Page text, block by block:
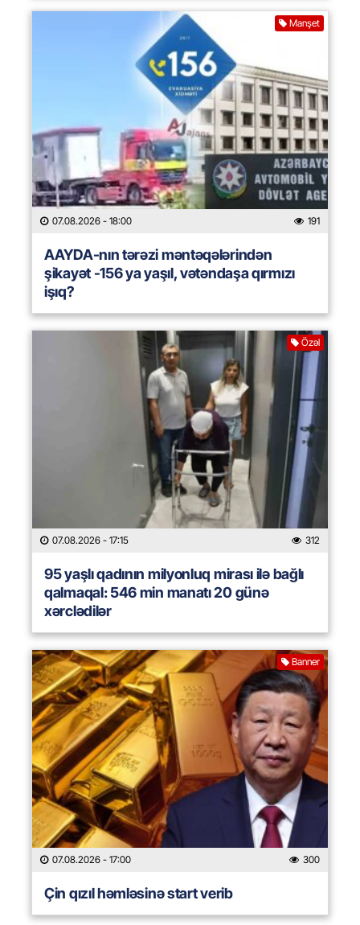
Manşet
07.08.2026 - 18:00 191
AAYDA-nın tərəzi məntəqələrindən
şikayət -156 ya yaşıl, vətəndaşa qırmızı
işıq?
Özəl
07.08.2026 - 17:15 312
95 yaşlı qadının milyonluq mirası ilə bağlı
qalmaqal: 546 min manatı 20 günə
xərclədilər
Banner
07.08.2026 - 17:00 300
Çin qızıl həmləsinə start verib